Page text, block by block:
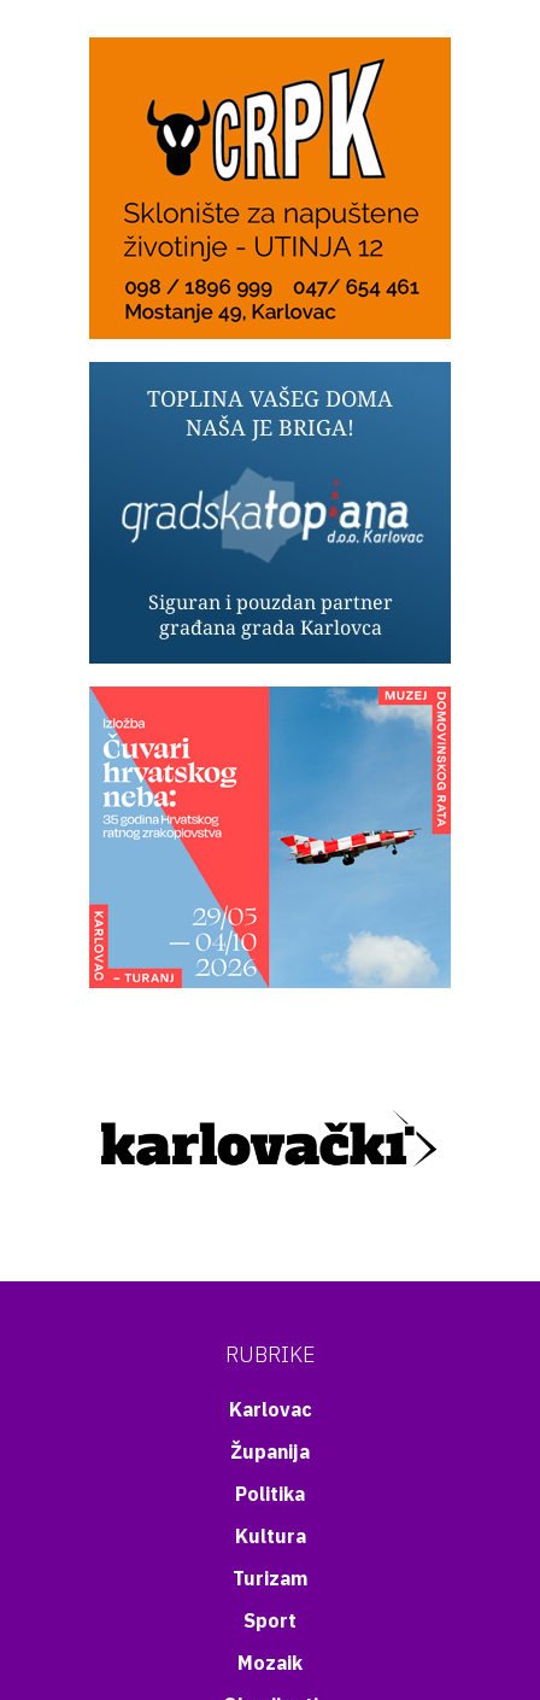
RUBRIKE
Karlovac
Županija
Politika
Kultura
Turizam
Sport
Mozaik